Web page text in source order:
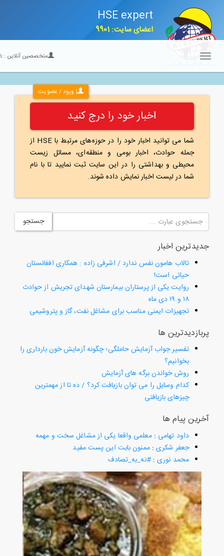
HSE expert
اعضای سایت: 9901
| ورود / عضویت
متخصصین آنلاین :21
Toggle
navigation
اخبار خود را درج کنید
شما می توانید اخبار خود را در حوزه‌های مرتبط با HSE از
جمله حوادث، اخبار بومی و منطقه‌ای، مسائل زیست
محیطی و بهداشتی را در این سایت ثبت نمایید تا با نام
شما در لیست اخبار نمایش داده شوند.
جستجو
جدیدترین اخبار
تالاب هامون نفس ندارد / اشرفی زاده : همکاری افغانستان
حیاتی است!
روایت یکی از پرستاران بیمارستان شهدای تجریش از حوادث
تجهیزات ایمنی مناسب برای مشاغل نفت، گاز و پتروشیمی
پربازدیدترین ها
تفسیر جواب آزمایش حاملگی؛ چگونه آزمایش خون بارداری را
بخوانیم؟
روش خواندن برگه های آزمایش
کدام وسایل را می توان بازیافت کرد؟ / ده تا از مهمترین
چیزهای بازیافتی
آخرین پیام ها
داود تهامی:معلمی واقعا یکی از مشاغل سخت و مهمه
جعفر شکری:ممنون بابت این پست مفید
محمد نوری:#نه_به_تصادف